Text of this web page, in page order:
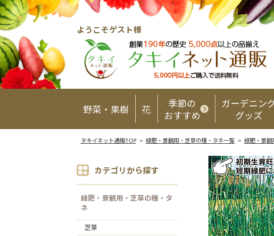
ようこそゲスト様
野菜・果樹 花
季節の
おすすめ
ガーデニン
グッズ
タキイネット通販TOP> 緑肥・景観用・芝草の種・タネ一覧> 緑肥・景観
カテゴリから探す
緑肥・景観用・芝草の種・タ
ネ
芝草